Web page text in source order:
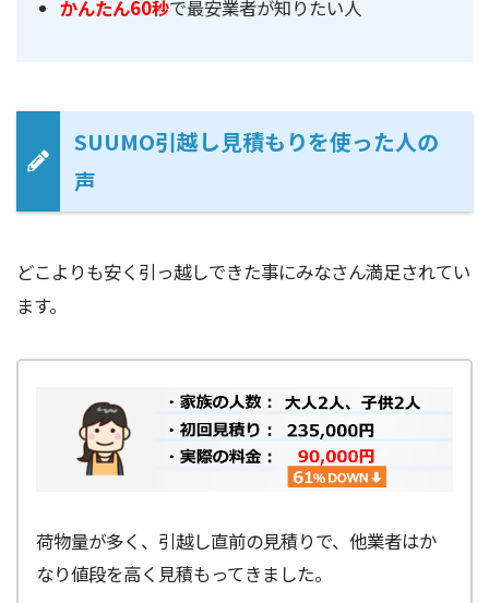
かんたん60秒で最安業者が知りたい人
SUUMO引越し見積もりを使った人の
声
どこよりも安く引っ越しできた事にみなさん満足されてい
ます。
荷物量が多く、引越し直前の見積りで、他業者はか
なり値段を高く見積もってきました。